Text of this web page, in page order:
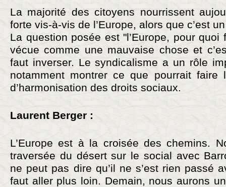
La majorité des citoyens nourrissent
forte vis-à-vis de l’Europe, alors que c’est
La question posée est "l’Europe, pour quoi
vécue comme une mauvaise chose et
faut inverser. Le syndicalisme a un rôle
notamment montrer ce que pourrait faire
d’harmonisation des droits sociaux.
Laurent Berger :
L’Europe est à la croisée des chemins.
traversée du désert sur le social avec
ne peut pas dire qu’il ne s’est rien passé
faut aller plus loin. Demain, nous aurons